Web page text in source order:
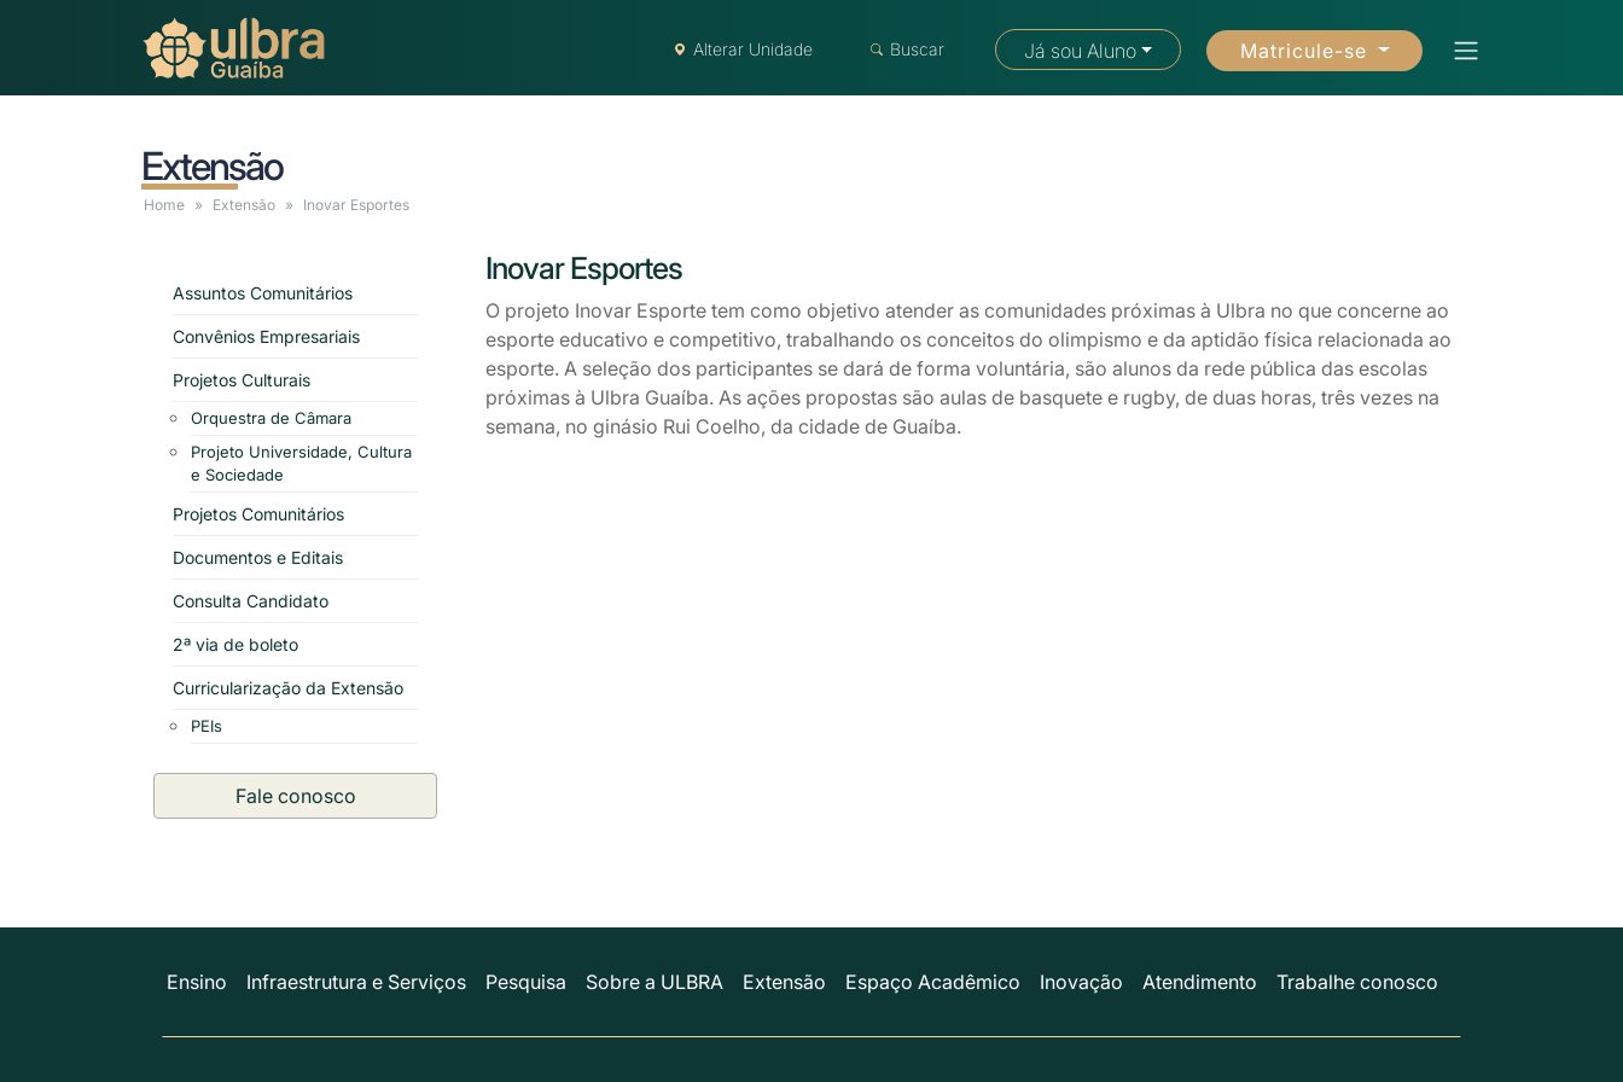
Alterar Unidade Buscar Já sou Aluno Matricule-se
Extensão
Home Extensão Inovar Esportes
Assuntos Comunitários
Convênios Empresariais
Projetos Culturais
Orquestra de Câmara
Projeto Universidade, Cultura
e Sociedade
Projetos Comunitários
Documentos e Editais
Consulta Candidato
2ª via de boleto
Curricularização da Extensão
PEIs
Fale conosco
Inovar Esportes
O projeto Inovar Esporte tem como objetivo atender as comunidades próximas à Ulbra no que concerne ao
esporte educativo e competitivo, trabalhando os conceitos do olimpismo e da aptidão física relacionada ao
esporte. A seleção dos participantes se dará de forma voluntária, são alunos da rede pública das escolas
próximas à Ulbra Guaíba. As ações propostas são aulas de basquete e rugby, de duas horas, três vezes na
semana, no ginásio Rui Coelho, da cidade de Guaíba.
Ensino Infraestrutura e Serviços Pesquisa Sobre a ULBRA Extensão Espaço Acadêmico Inovação Atendimento Trabalhe conosco